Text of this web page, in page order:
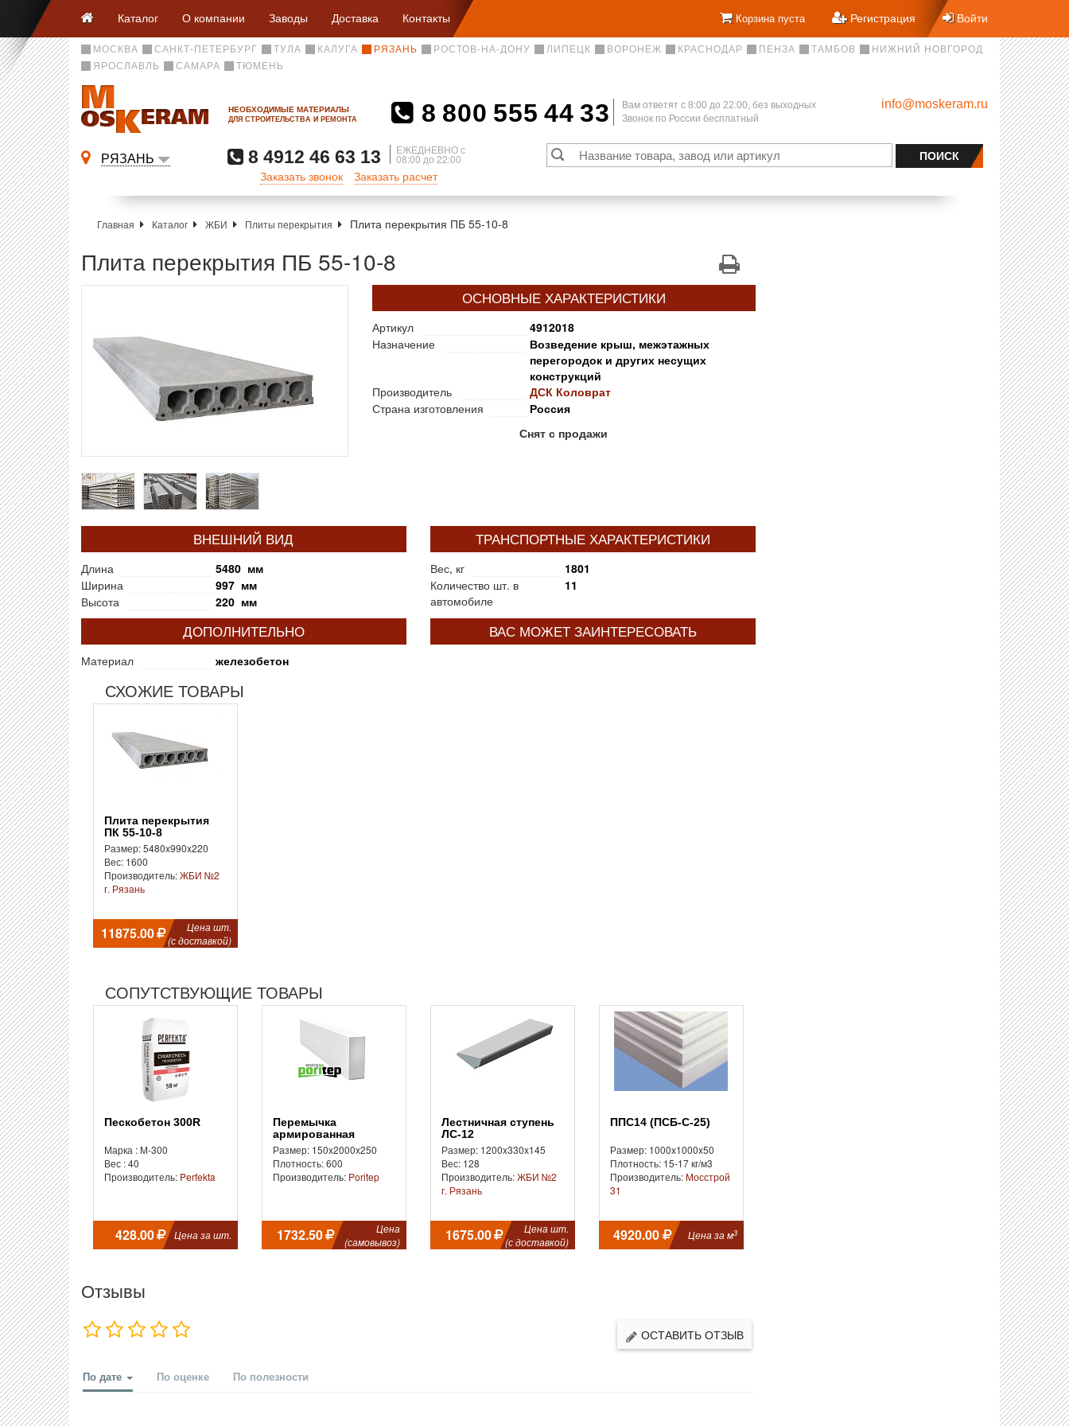
Каталог О компании Заводы Доставка Контакты Корзина пуста Регистрация Войти
МОСКВА САНКТ-ПЕТЕРБУРГ ТУЛА КАЛУГА РЯЗАНЬ РОСТОВ-НА-ДОНУ ЛИПЕЦК ВОРОНЕЖ КРАСНОДАР ПЕНЗА ТАМБОВ
НИЖНИЙ НОВГОРОД
ЯРОСЛАВЛЬ
САМАРА ТЮМЕНЬ
НЕОБХОДИМЫЕ МАТЕРИАЛЫ
ДЛЯ СТРОИТЕЛЬСТВА И РЕМОНТА 8 800 555 44 33
Вам ответят c 8:00 до 22:00, без выходных
Звонок по России бесплатный
info@moskeram.ru
РЯЗАНЬ 8 4912 46 63 13 ЕЖЕДНЕВНО с
08:00 до 22:00
Заказать звонок Заказать расчет
Главная Каталог ЖБИ Плиты перекрытия Плита перекрытия ПБ 55-10-8
Плита перекрытия ПБ 55-10-8
ОСНОВНЫЕ ХАРАКТЕРИСТИКИ
Артикул
4912018
Назначение
Возведение крыш, межэтажных
перегородок и других несущих
конструкций
Производитель
ДСК Коловрат
Страна изготовления
Россия
Снят с продажи
ВНЕШНИЙ ВИД
Длина
5480 мм
Ширина
997 мм
Высота
220 мм
ТРАНСПОРТНЫЕ ХАРАКТЕРИСТИКИ
Вес, кг
1801
Количество шт. в
автомобиле
11
ДОПОЛНИТЕЛЬНО
Материал железобетон
ВАС МОЖЕТ ЗАИНТЕРЕСОВАТЬ
СХОЖИЕ ТОВАРЫ
Плита перекрытия
ПК 55-10-8
Размер: 5480x990x220
Вес: 1600
Производитель:ЖБИ №2
г. Рязань
11875.00
Цена шт.
(с доставкой)
СОПУТСТВУЮЩИЕ ТОВАРЫ
Пескобетон 300R
Марка : М-300
Вес : 40
Производитель: Perfekta
428.00 Цена за шт.
Перемычка
армированная
Размер: 150x2000x250
Плотность: 600
Производитель: Poritep
1732.50
Цена
(самовывоз)
Лестничная ступень
ЛС-12
Размер: 1200x330x145
Вес: 128
Производитель:ЖБИ №2
г. Рязань
1675.00
Цена шт.
(с доставкой)
ППС14 (ПСБ-С-25)
Размер: 1000x1000x50
Плотность: 15-17 кг/м3
Производитель: Мосстрой
31
4920.00 Цена за м3
Отзывы
ОСТАВИТЬ ОТЗЫВ
По дате По оценке По полезности